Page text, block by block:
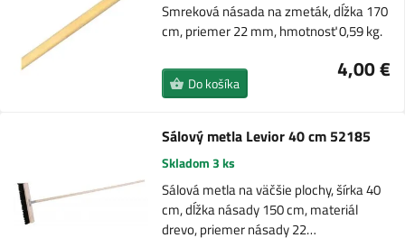
Smreková násada na zmeták, dĺžka 170
cm, priemer 22 mm, hmotnosť 0,59 kg.
4,00 €
Do košíka
Sálový metla Levior 40 cm 52185
Skladom 3 ks
Sálová metla na väčšie plochy, šírka 40
cm, dĺžka násady 150 cm, materiál
drevo, priemer násady 22…